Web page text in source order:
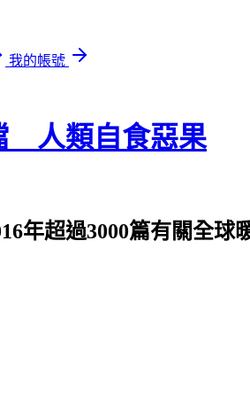
我的帳號
人類自食惡果
年超過3000篇有關全球